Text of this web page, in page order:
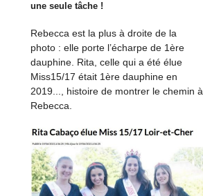
une seule tâche !
Rebecca est la plus à droite de la
photo : elle porte l’écharpe de 1ère
dauphine. Rita, celle qui a été élue
Miss15/17 était 1ère dauphine en
2019..., histoire de montrer le chemin à
Rebecca.